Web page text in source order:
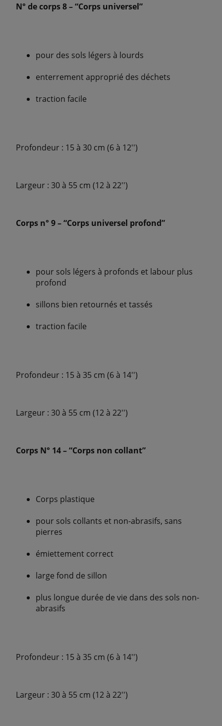
N° de corps 8 – “Corps universel”
pour des sols légers à lourds
enterrement approprié des déchets
traction facile
Profondeur : 15 à 30 cm (6 à 12'')
Largeur : 30 à 55 cm (12 à 22'')
Corps n° 9 – “Corps universel profond”
pour sols légers à profonds et labour plus
profond
sillons bien retournés et tassés
traction facile
Profondeur : 15 à 35 cm (6 à 14'')
Largeur : 30 à 55 cm (12 à 22'')
Corps N° 14 – “Corps non collant”
Corps plastique
pour sols collants et non-abrasifs, sans
pierres
émiettement correct
large fond de sillon
plus longue durée de vie dans des sols non-
abrasifs
Profondeur : 15 à 35 cm (6 à 14'')
Largeur : 30 à 55 cm (12 à 22'')